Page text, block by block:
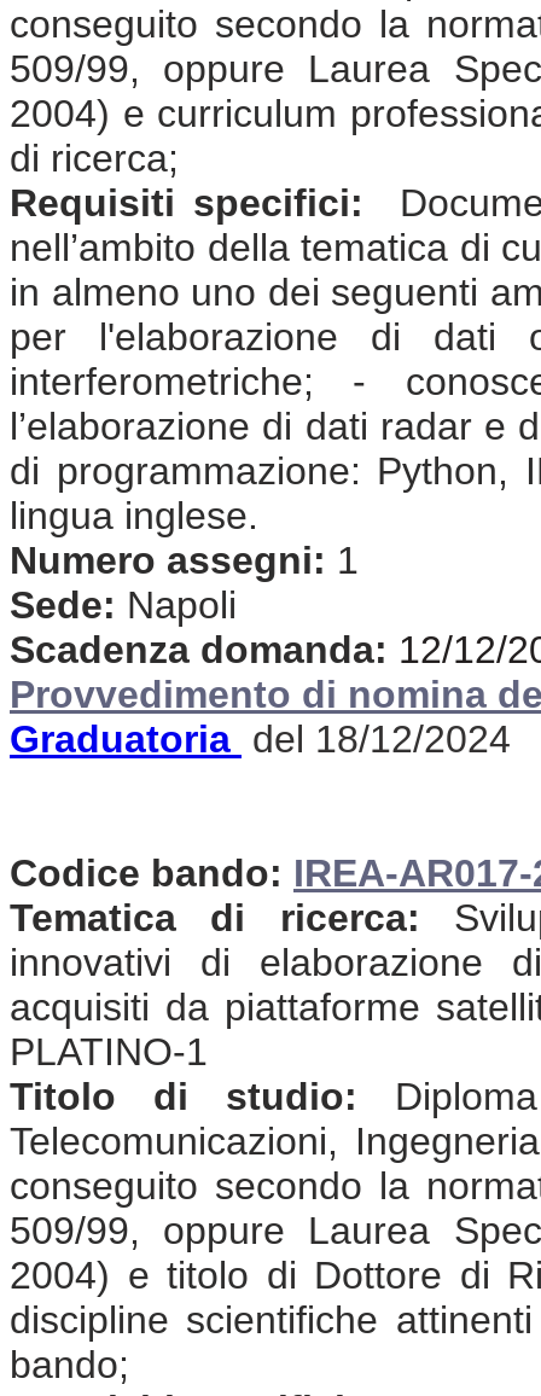
conseguito secondo la
509/99, oppure Laurea
2004) e curriculum
di ricerca;
Requisiti specifici:
nell’ambito della tematica di
in almeno uno dei seguenti
per l'elaborazione di dati
interferometriche; -
l’elaborazione di dati radar e
di programmazione: Python,
lingua inglese.
Numero assegni: 1
Sede: Napoli
Scadenza domanda: 12/12/
Provvedimento di nomina
Graduatoria del 18/12/2024
Codice bando: IREA-
Tematica di ricerca:
innovativi di elaborazione
acquisiti da piattaforme
PLATINO-1
Titolo di studio:
Telecomunicazioni,
conseguito secondo la
509/99, oppure Laurea
2004) e titolo di Dottore di
discipline scientifiche
bando;